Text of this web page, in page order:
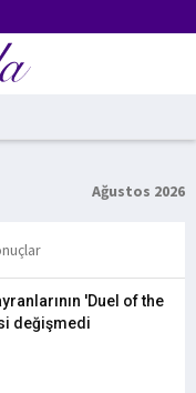
Ağustos 2026
'Duel of the
değişmedi